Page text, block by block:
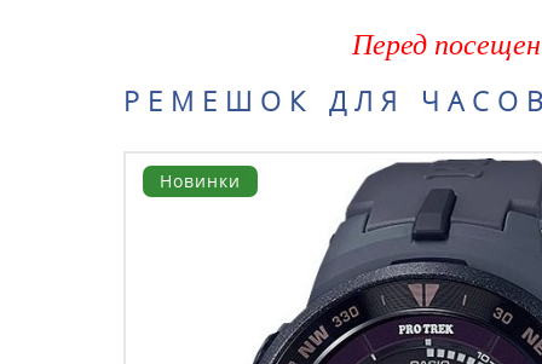
Перед
РЕМЕШОК ДЛЯ ЧАСОВ
Новинки